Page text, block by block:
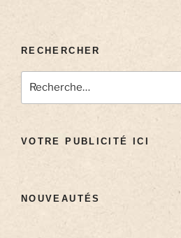
RECHERCHER
VOTRE PUBLICITÉ ICI
NOUVEAUTÉS